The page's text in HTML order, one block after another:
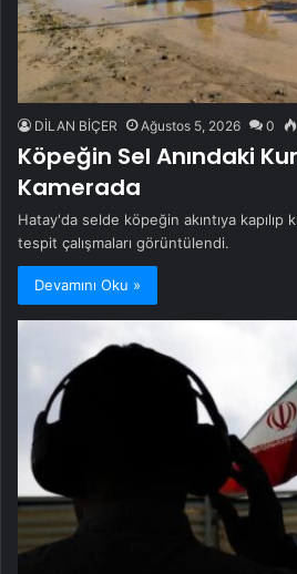
DİLAN BİÇER Ağustos 5, 2026 0
Köpeğin Sel Anındaki
Kamerada
Hatay'da selde köpeğin akıntıya kapılıp
tespit çalışmaları görüntülendi.
Devamını Oku »